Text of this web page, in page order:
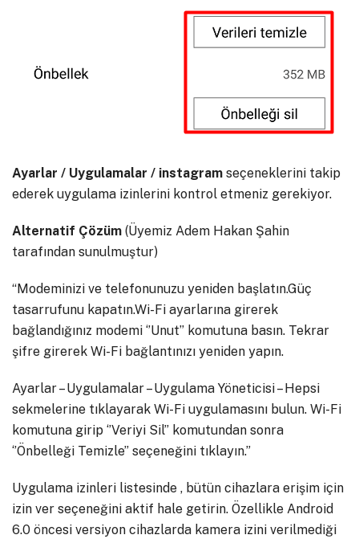
Ayarlar / Uygulamalar / instagram seçeneklerini takip
ederek uygulama izinlerini kontrol etmeniz gerekiyor.
Alternatif Çözüm (Üyemiz Adem Hakan Şahin
tarafından sunulmuştur)
“Modeminizi ve telefonunuzu yeniden başlatın.Güç
tasarrufunu kapatın.Wi-Fi ayarlarına girerek
bağlandığınız modemi ‘’Unut’’ komutuna basın. Tekrar
şifre girerek Wi-Fi bağlantınızı yeniden yapın.
Ayarlar – Uygulamalar – Uygulama Yöneticisi – Hepsi
sekmelerine tıklayarak Wi-Fi uygulamasını bulun. Wi-Fi
komutuna girip ‘’Veriyi Sil’’ komutundan sonra
‘’Önbelleği Temizle’’ seçeneğini tıklayın.”
Uygulama izinleri listesinde , bütün cihazlara erişim için
izin ver seçeneğini aktif hale getirin. Özellikle Android
6.0 öncesi versiyon cihazlarda kamera izini verilmediği